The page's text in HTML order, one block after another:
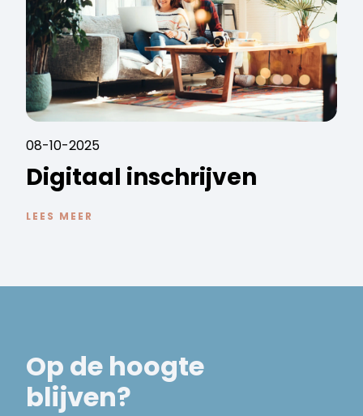
08-10-2025
Digitaal inschrijven
LEES MEER
Op de hoogte
blijven?